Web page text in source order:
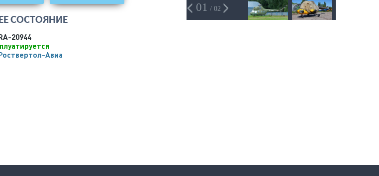
СОСТОЯНИЕ
20944
Авиа
01 / 02